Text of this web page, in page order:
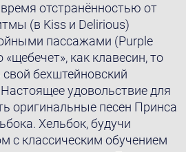
отстранённостью от
(в Kiss и Delirious)
пассажами (Purple
как клавесин, то
бехштейновский
удовольствие для
оригинальные песен Принса
Хельбок, будучи
с классическим обучением